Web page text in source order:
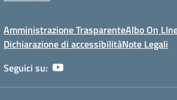
Amministrazione TrasparenteAlbo On
Dichiarazione di accessibilitàNote Legali
Seguici su: